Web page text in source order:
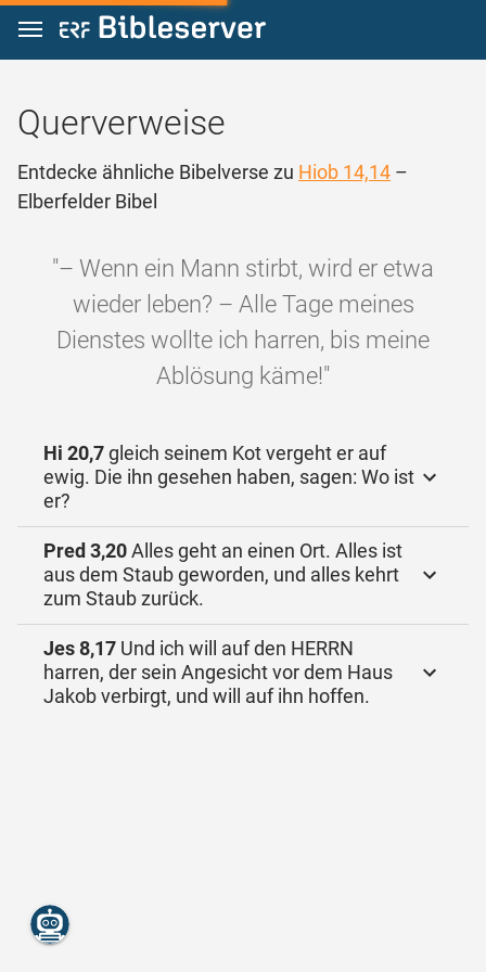
Zum Inhalt springen
Querverweise
Entdecke ähnliche Bibelverse zu Hiob 14,14 –
Elberfelder Bibel
"– Wenn ein Mann stirbt, wird er etwa
wieder leben? – Alle Tage meines
Dienstes wollte ich harren, bis meine
Ablösung käme!"
Hi 20,7gleich seinem Kot vergeht er auf
ewig. Die ihn gesehen haben, sagen: Wo ist
er?
Pred 3,20Alles geht an einen Ort. Alles ist
aus dem Staub geworden, und alles kehrt
zum Staub zurück.
Jes 8,17 Und ich will auf den HERRN
harren, der sein Angesicht vor dem Haus
Jakob verbirgt, und will auf ihn hoffen.